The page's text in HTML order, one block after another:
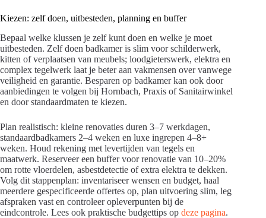
Kiezen: zelf doen, uitbesteden, planning en buffer
Bepaal welke klussen je zelf kunt doen en welke je moet
uitbesteden. Zelf doen badkamer is slim voor schilderwerk,
kitten of verplaatsen van meubels; loodgieterswerk, elektra en
complex tegelwerk laat je beter aan vakmensen over vanwege
veiligheid en garantie. Besparen op badkamer kan ook door
aanbiedingen te volgen bij Hornbach, Praxis of Sanitairwinkel
en door standaardmaten te kiezen.
Plan realistisch: kleine renovaties duren 3–7 werkdagen,
standaardbadkamers 2–4 weken en luxe ingrepen 4–8+
weken. Houd rekening met levertijden van tegels en
maatwerk. Reserveer een buffer voor renovatie van 10–20%
om rotte vloerdelen, asbestdetectie of extra elektra te dekken.
Volg dit stappenplan: inventariseer wensen en budget, haal
meerdere gespecificeerde offertes op, plan uitvoering slim, leg
afspraken vast en controleer opleverpunten bij de
eindcontrole. Lees ook praktische budgettips op deze pagina.